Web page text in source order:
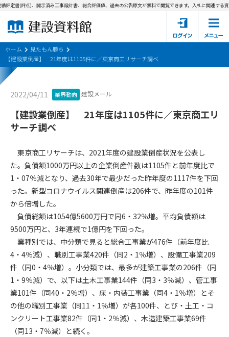
建設資料館とは
東京都の入札資料
国土交通省の入札資料
見たもん勝ち
会員登録について
サポーター会員一覧
定書(評点)、開示済み工事設計書、総合評価値、過去の公告原文が無料で閲覧できます。入札に関連する資
ホーム
見たもん勝ち
【建設業倒産】 21年度は1105件に／東京商工リサーチ調べ
2022/04/11 業界動向 建設メール
【建設業倒産】 21年度は1105件に／東京商工リ
サーチ調べ
東京商工リサーチは、2021年度の建設業倒産状況を公表し
た。負債額1000万円以上の企業倒産件数は1105件と前年度比で
1・07％減となり、過去30年で最少だった昨年度の1117件を下回
った。新型コロナウイルス関連倒産は206件で、昨年度の101件
から倍増した。
負債総額は1054億5600万円で同6・32％増。平均負債額は
9500万円と、3年連続で1億円を下回った。
業種別では、中分類で見ると総合工事業が476件（前年度比
4・4％減）、職別工事業420件（同2・1％増）、設備工事業209
件（同0・4％増）。小分類では、最多が建築工事業の206件（同
1・9％減）で、以下は土木工事業144件（同3・3％減）、管工事
業101件（同40・2％増）、床・内装工事業（同4・1％増）とそ
の他の職別工事業（同11・1％増）が各100件、とび・土工・コ
ンクリート工事業82件（同1・2％減）、木造建築工事業69件
（同13・7％減）と続く。
第1条（規約の目的）
会員サービスの利用条件等について定めるものです。
2. 管理者が建設資料館WEB上で随時掲載するルールは本規約の
一部を構成するものとします。
第2条（規約の変更）
本規約は、会員の了承を得ることなく、随時変更されることが
あります。変更内容は、建設資料館WEB上に表示した時点で直
ちに全ての会員が了承したものとみなします。
第4条（会員審査および資格の取り消し）
会員とは、本規約を承諾の上、所定の会員申込手続きを完了
後、管理者がこれを承認した者をいいます。
第4条（会員の定義と登録）
1. 管理者は前条により審査の結果、会員申込みをした者が以下
の何れかの項目に該当することがわかった場合、その者の会
員としての権限を承認しないことがあります。